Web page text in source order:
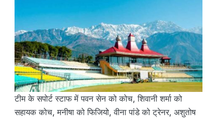
टीम के सपोर्ट स्टाफ में पवन सेन को कोच, शिवानी शर्मा को
सहायक कोच, मनीषा को फिजियो, वीना पांडे को ट्रेनर, अशुतोष